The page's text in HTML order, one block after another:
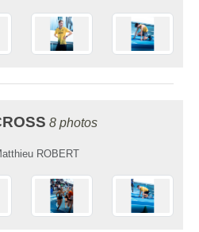
8 photos
ROBERT